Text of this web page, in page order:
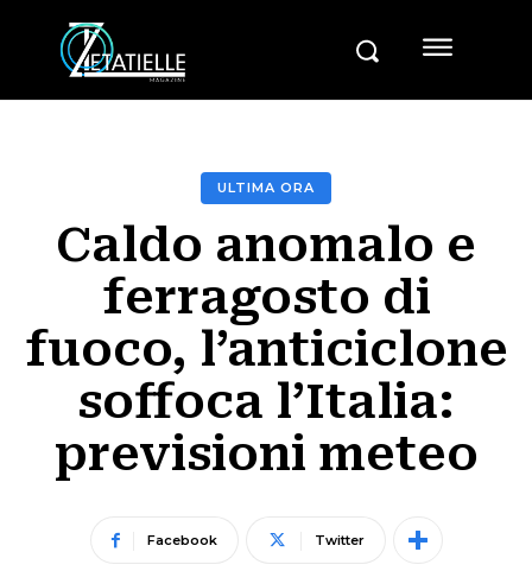
ULTIMA ORA
Caldo anomalo e
ferragosto di
fuoco, l’anticiclone
soffoca l’Italia:
previsioni meteo
Facebook Twitter